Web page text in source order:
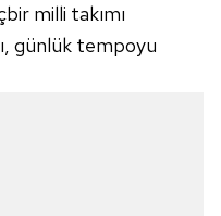
milli takımı
günlük tempoyu